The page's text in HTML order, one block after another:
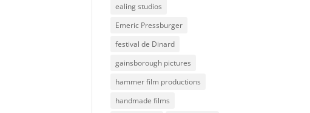
ealing studios
Emeric Pressburger
festival de Dinard
gainsborough pictures
hammer film productions
handmade films